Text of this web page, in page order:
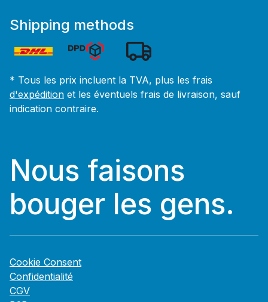
Shipping methods
* Tous les prix incluent la TVA, plus les frais
d'expédition et les éventuels frais de livraison, sauf
indication contraire.
Nous faisons
bouger les gens.
Cookie Consent
Confidentialité
CGV